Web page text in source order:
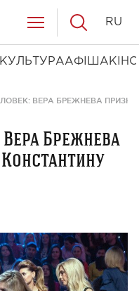
КУЛЬТУРААФІША КІНО
RU
ВЕРА БРЕЖНЕВА
Брежнева